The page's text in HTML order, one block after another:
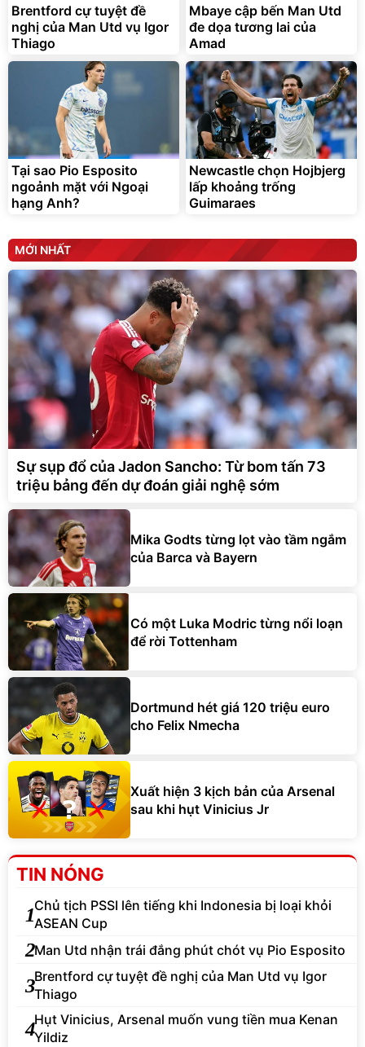
Đã bán nhiều
Brentford cự tuyệt đề
nghị của Man Utd vụ Igor
Thiago
Mbaye cập bến Man Utd
đe dọa tương lai của
Amad
Tại sao Pio Esposito
ngoảnh mặt với Ngoại
hạng Anh?
Newcastle chọn Hojbjerg
lấp khoảng trống
Guimaraes
MỚI NHẤT
Sự sụp đổ của Jadon Sancho: Từ bom tấn 73
triệu bảng đến dự đoán giải nghệ sớm
Mika Godts từng lọt vào tầm ngắm
của Barca và Bayern
Có một Luka Modric từng nổi loạn
để rời Tottenham
Dortmund hét giá 120 triệu euro
cho Felix Nmecha
Xuất hiện 3 kịch bản của Arsenal
sau khi hụt Vinicius Jr
TIN NÓNG
1Chủ tịch PSSI lên tiếng khi Indonesia bị loại khỏi
ASEAN Cup
2Man Utd nhận trái đắng phút chót vụ Pio Esposito
3Brentford cự tuyệt đề nghị của Man Utd vụ Igor
Thiago
4Hụt Vinicius, Arsenal muốn vung tiền mua Kenan
Yildiz